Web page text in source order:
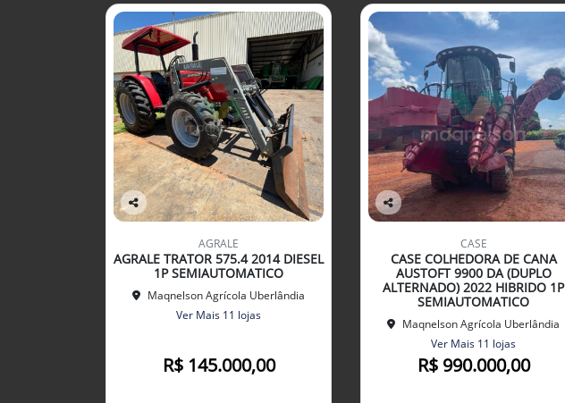
Co
arti
lhe
AGRALE
AGRALE TRATOR 575.4 2014 DIESEL
1P SEMIAUTOMATICO
Maqnelson Agrícola Uberlândia
Ver Mais 11 lojas
R$ 145.000,00
Co
arti
lhe
CASE
CASE COLHEDORA DE CANA
AUSTOFT 9900 DA (DUPLO
ALTERNADO) 2022 HIBRIDO 1P
SEMIAUTOMATICO
Maqnelson Agrícola Uberlândia
Ver Mais 11 lojas
R$ 990.000,00